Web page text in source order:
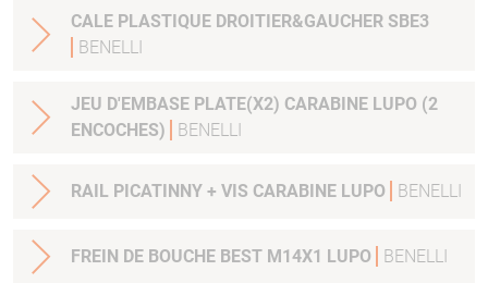
CALE PLASTIQUE DROITIER&GAUCHER SBE3
BENELLI
JEU D'EMBASE PLATE(X2) CARABINE LUPO (2
ENCOCHES)
BENELLI
RAIL PICATINNY + VIS CARABINE LUPO BENELLI
FREIN DE BOUCHE BEST M14X1 LUPO BENELLI